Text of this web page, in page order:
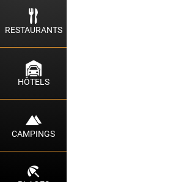
RESTAURANTS
HÔTELS
CAMPINGS